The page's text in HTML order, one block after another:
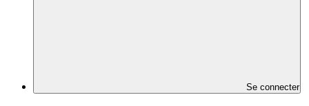
Se connecter